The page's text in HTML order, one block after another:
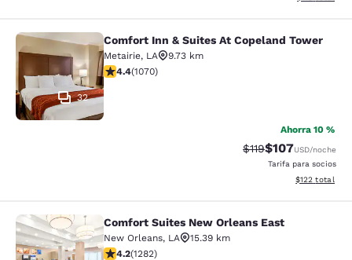
Comfort Inn & Suites At Copeland
32
Comfort Inn & Suites At Copeland Tower
Metairie, LA
9.73 km
calificación de 4.38 estrellas. Excelente. 1070 reseñas
4.4(1070)
Ahorra 10 %
Precio tachado:
$119Precio con
$107USD/noche
Tarifa para socios
Ver detalles
$122 total
Comfort Suites New Orleans East
Comfort Suites New Orleans East
New Orleans, LA
15.39 km
calificación de 4.2 estrellas. Excelente. 1282 reseñas
4.2(1282)